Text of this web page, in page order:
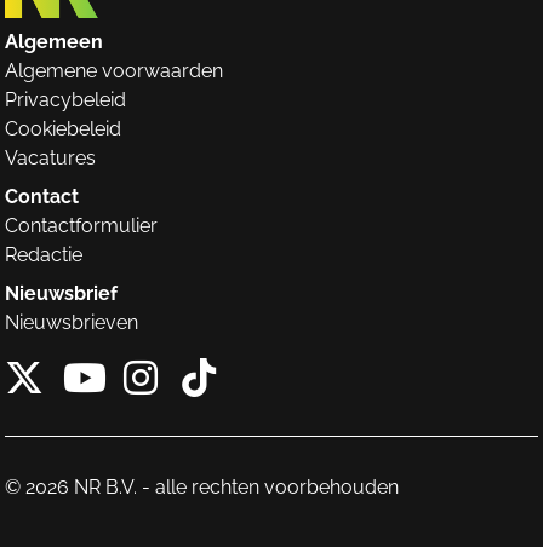
Algemeen
Algemene voorwaarden
Privacybeleid
Cookiebeleid
Vacatures
Contact
Contactformulier
Redactie
Nieuwsbrief
Nieuwsbrieven
X van NieuwRechts
Instagram van
Tiktok van
© 2026 NR B.V. - alle rechten voorbehouden